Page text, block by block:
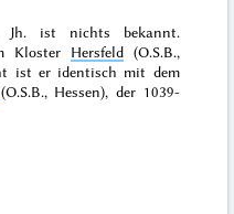
Jh. ist nichts bekannt.
Kloster Hersfeld(O.S.B.,
ist er identisch mit dem
(O.S.B., Hessen), der 1039-